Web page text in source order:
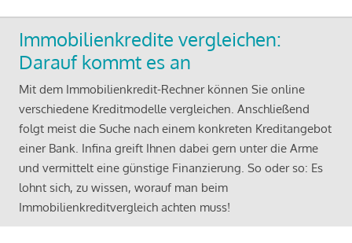
Immobilienkredite vergleichen:
Darauf kommt es an
Mit dem Immobilienkredit-Rechner können Sie online
verschiedene Kreditmodelle vergleichen. Anschließend
folgt meist die Suche nach einem konkreten Kreditangebot
einer Bank. Infina greift Ihnen dabei gern unter die Arme
und vermittelt eine günstige Finanzierung. So oder so: Es
lohnt sich, zu wissen, worauf man beim
Immobilienkreditvergleich achten muss!